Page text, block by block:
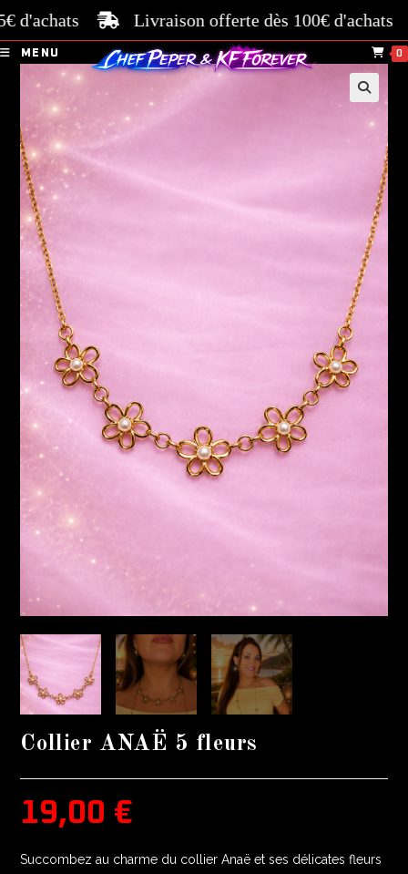
Livraison offerte dès 100€ d'achats
MENU 0
Collier ANAË 5 fleurs
19,00 €
Succombez au charme du collier Anaë et ses délicates fleurs